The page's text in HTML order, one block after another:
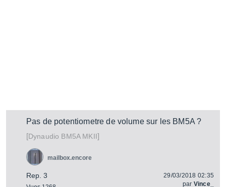
Pas de potentiometre de volume sur les BM5A ?
[Dynaudio BM5A MKII]
Rep. 3
mailbox.encore
29/03/2018 02:35
par Vince_